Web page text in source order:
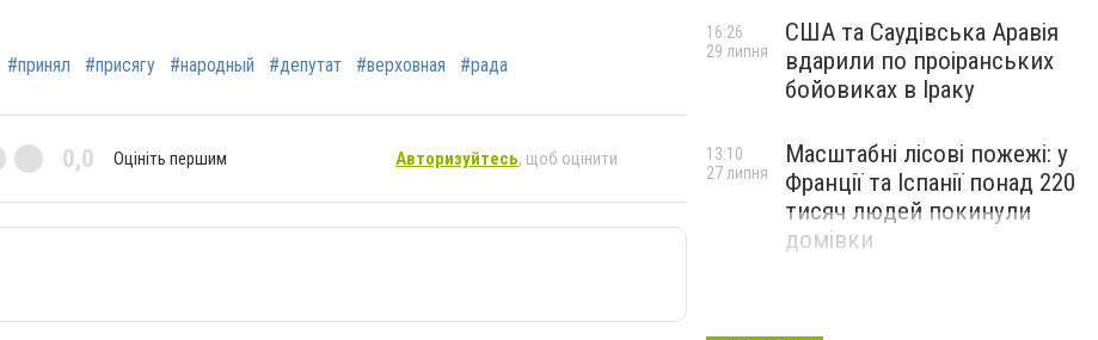
#принял #присягу #народный #депутат #верховная #рада
0,0 Оцініть першим Авторизуйтесь, щоб оцінити
США та Саудівська Аравія
вдарили по проіранських
бойовиках в Іраку
16:26
29 липня
Масштабні лісові пожежі: у
Франції та Іспанії понад 220
тисяч людей покинули
домівки
13:10
27 липня